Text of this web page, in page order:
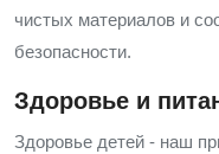
чистых материалов и
безопасности.
Здоровье и
Здоровье детей - наш